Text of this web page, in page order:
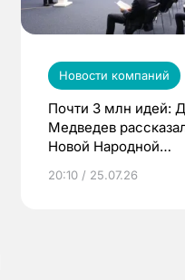
Новости компаний
Почти 3 млн идей:
Медведев
Новой Народной
20:10 / 25.07.26